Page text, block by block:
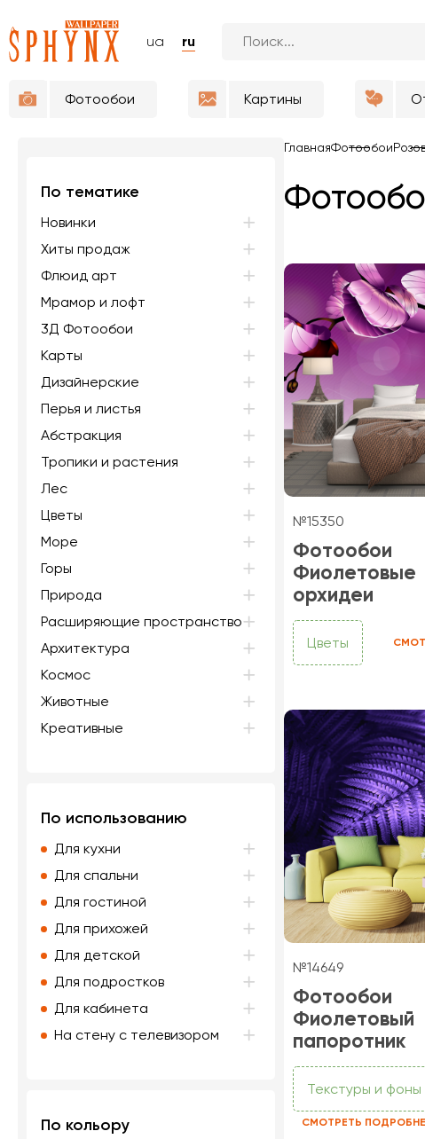
ua ru
Фотообои Картины
По тематике
Новинки
Хиты продаж
Флюид арт
Мрамор и лофт
3Д Фотообои
Карты
Дизайнерские
Перья и листья
Абстракция
Тропики и растения
Лес
Цветы
Море
Горы
Природа
Расширяющие пространство
Архитектура
Космос
Животные
Креативные
По использованию
Для кухни
Для спальни
Для гостиной
Для прихожей
Для детской
Для подростков
Для кабинета
На стену с телевизором
По кольору
ГлавнаяФотообои
№15350
Фотообои
Фиолетовые
орхидеи
Цветы
№14649
Фотообои
Фиолетовый
папоротник
Текстуры и фоны
СМОТРЕТЬ